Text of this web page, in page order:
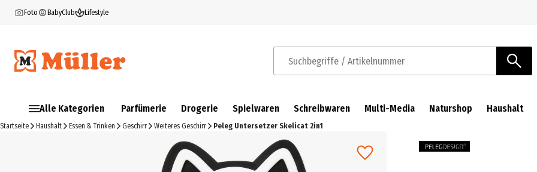
Foto BabyClub Lifestyle
Suchbegriffe / Artikelnummer
Alle Kategorien Parfümerie Drogerie Spielwaren Schreibwaren Multi-Media Naturshop Haushalt
Startseite Haushalt Essen & Trinken Geschirr Weiteres Geschirr Peleg Untersetzer Skelicat 2in1